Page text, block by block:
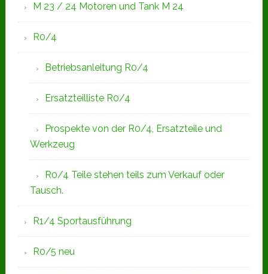
M 23 / 24 Motoren und Tank M 24
R0/4
Betriebsanleitung R0/4
Ersatzteilliste R0/4
Prospekte von der R0/4, Ersatzteile und
Werkzeug
R0/4 Teile stehen teils zum Verkauf oder
Tausch.
R1/4 Sportausführung
R0/5 neu